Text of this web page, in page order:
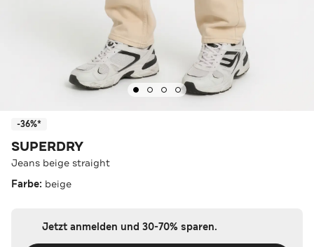
-36%*
SUPERDRY
Jeans beige straight
Farbe: beige
Jetzt anmelden und 30-70% sparen.